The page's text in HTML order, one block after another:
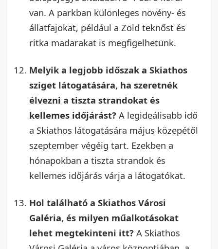
van. A parkban különleges növény- és
állatfajokat, például a Zöld teknőst és
ritka madarakat is megfigelhetünk.
Melyik a legjobb időszak a Skiathos
sziget látogatására, ha szeretnék
élvezni a tiszta strandokat és
kellemes időjárást? A legideálisabb idő
a Skiathos látogatására május közepétől
szeptember végéig tart. Ezekben a
hónapokban a tiszta strandok és
kellemes időjárás várja a látogatókat.
Hol található a Skiathos Városi
Galéria, és milyen műalkotásokat
lehet megtekinteni itt? A Skiathos